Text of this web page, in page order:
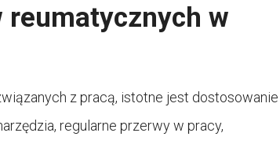
w
z pracą, istotne jest dostosowanie
regularne przerwy w pracy,